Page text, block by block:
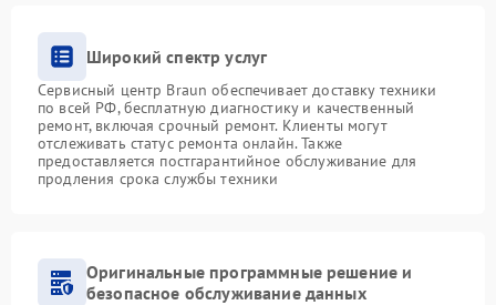
Широкий спектр услуг
Сервисный центр Braun обеспечивает доставку техники
по всей РФ, бесплатную диагностику и качественный
ремонт, включая срочный ремонт. Клиенты могут
отслеживать статус ремонта онлайн. Также
предоставляется постгарантийное обслуживание для
продления срока службы техники
Оригинальные программные решение и
безопасное обслуживание данных